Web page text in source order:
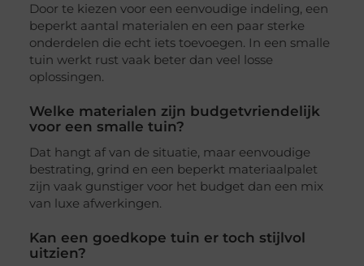
Door te kiezen voor een eenvoudige indeling, een
beperkt aantal materialen en een paar sterke
onderdelen die echt iets toevoegen. In een smalle
tuin werkt rust vaak beter dan veel losse
oplossingen.
Welke materialen zijn budgetvriendelijk
voor een smalle tuin?
Dat hangt af van de situatie, maar eenvoudige
bestrating, grind en een beperkt materiaalpalet
zijn vaak gunstiger voor het budget dan een mix
van luxe afwerkingen.
Kan een goedkope tuin er toch stijlvol
uitzien?